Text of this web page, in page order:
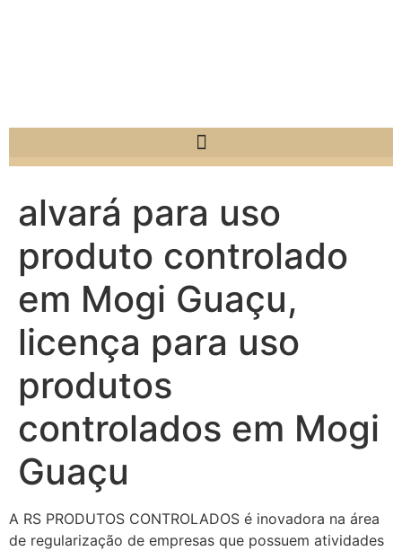
alvará para uso
produto controlado
em Mogi Guaçu,
licença para uso
produtos
controlados em Mogi
Guaçu
A RS PRODUTOS CONTROLADOS é inovadora na área
de regularização de empresas que possuem atividades